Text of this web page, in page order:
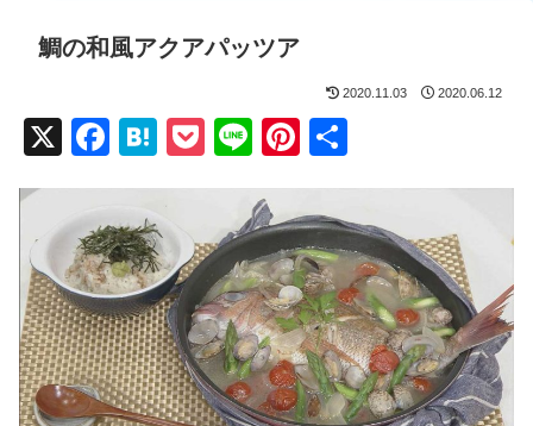
鯛の和風アクアパッツア
2020.11.03 2020.06.12
X
F
c
e
b
o
o
k
H
e
n
a
P
ck
et
Li
e
Pi
er
e
st